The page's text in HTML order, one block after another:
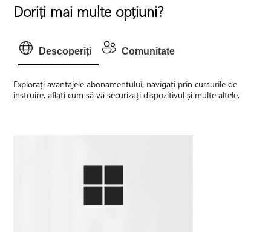
Doriți mai multe opțiuni?
Descoperiți Comunitate
Explorați avantajele abonamentului, navigați prin cursurile de
instruire, aflați cum să vă securizați dispozitivul și multe altele.